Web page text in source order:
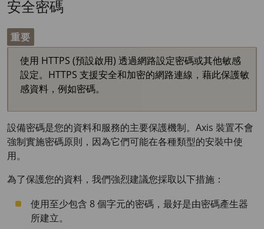
安全密碼
重要
使用 HTTPS (預設啟用) 透過網路設定密碼或其他敏感
設定。HTTPS 支援安全和加密的網路連線，藉此保護敏
感資料，例如密碼。
設備密碼是您的資料和服務的主要保護機制。Axis 裝置不會
強制實施密碼原則，因為它們可能在各種類型的安裝中使
用。
為了保護您的資料，我們強烈建議您採取以下措施：
使用至少包含 8 個字元的密碼，最好是由密碼產生器
所建立。